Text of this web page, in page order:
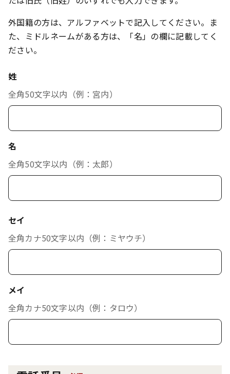
外国籍の方は、アルファベットで記入してください。ま
た、ミドルネームがある方は、「名」の欄に記載してく
ださい。
姓
全角50文字以内（例：宮内）
名
全角50文字以内（例：太郎）
セイ
全角カナ50文字以内（例：ミヤウチ）
メイ
全角カナ50文字以内（例：タロウ）